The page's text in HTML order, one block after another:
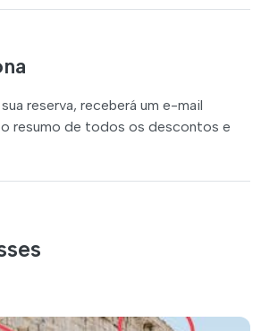
reserva, receberá um e-mail
resumo de todos os descontos e